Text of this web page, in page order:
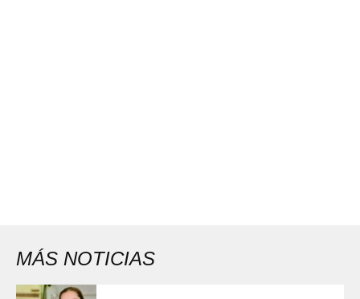
MÁS NOTICIAS